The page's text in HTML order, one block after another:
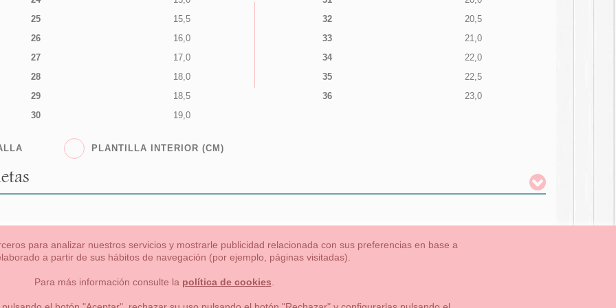
25
15,5
26
16,0
27
17,0
28
18,0
29
18,5
30
19,0
32
20,5
33
21,0
34
22,0
35
22,5
36
23,0
PLANTILLA INTERIOR (CM)
Niña Niño Mamas & Papas NUEVA COLECCION OUTLET-ULTIMAS TALLAS
formas de pago , política de devoluciones y reembolsos Privacidad
para analizar nuestros servicios y mostrarle publicidad relacionada con sus preferencias en base a
a partir de sus hábitos de navegación (por ejemplo, páginas visitadas).
Para más información consulte la política de cookies